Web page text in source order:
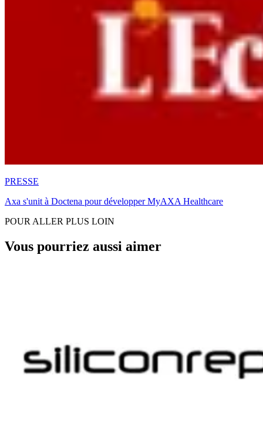
PRESSE
Axa s'unit à Doctena pour développer MyAXA Healthcare
POUR ALLER PLUS LOIN
Vous pourriez aussi aimer